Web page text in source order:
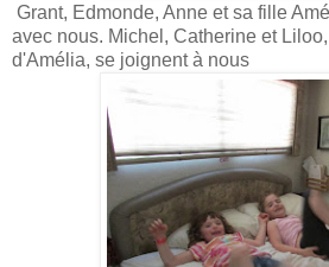
Grant, Edmonde, Anne et sa fille
avec nous. Michel, Catherine et
d'Amélia, se joignent à nous